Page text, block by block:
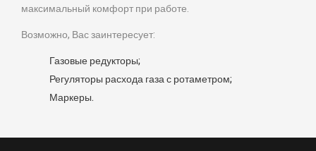
максимальный комфорт при работе.
Возможно, Вас заинтересует:
Газовые редукторы;
Регуляторы расхода газа с ротаметром;
Маркеры.